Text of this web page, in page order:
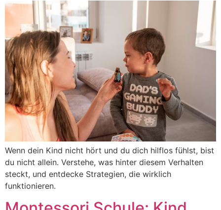
Wenn dein Kind nicht hört und du dich hilflos fühlst, bist
du nicht allein. Verstehe, was hinter diesem Verhalten
steckt, und entdecke Strategien, die wirklich
funktionieren.